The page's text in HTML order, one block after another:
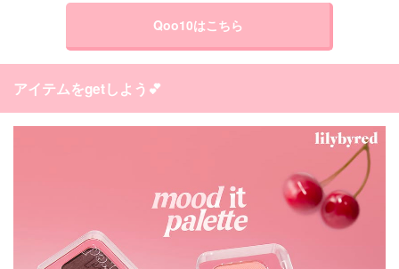
Qoo10はこちら
アイテムをgetしよう💕